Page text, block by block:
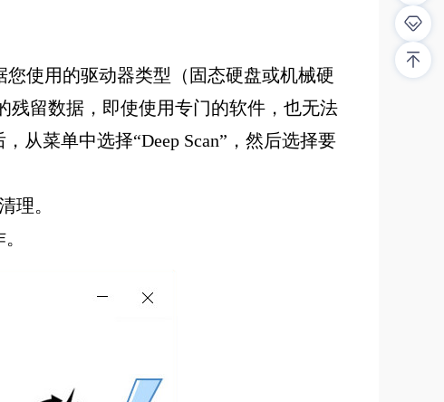
使用的驱动器类型（固态硬盘或机械硬
残留数据，即使使用专门的软件，也无法
从菜单中选择“Deep Scan”，然后选择要
理。